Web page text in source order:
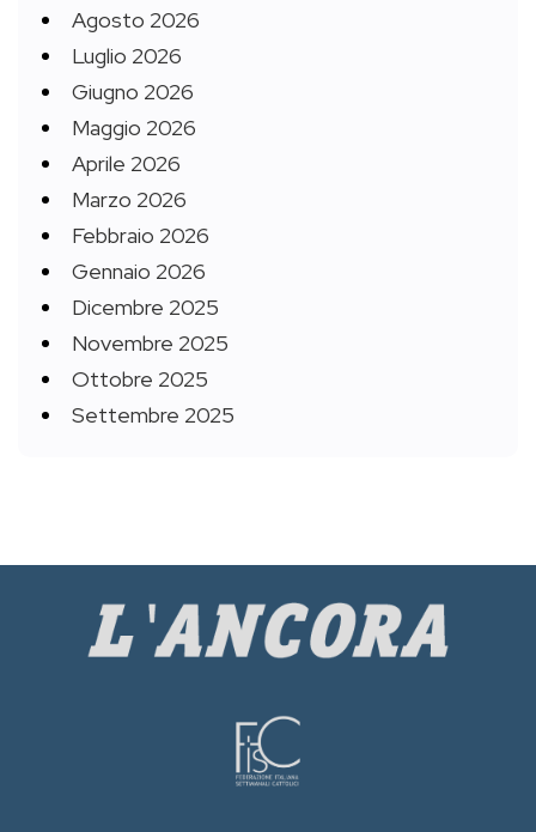
Agosto 2026
Luglio 2026
Giugno 2026
Maggio 2026
Aprile 2026
Marzo 2026
Febbraio 2026
Gennaio 2026
Dicembre 2025
Novembre 2025
Ottobre 2025
Settembre 2025